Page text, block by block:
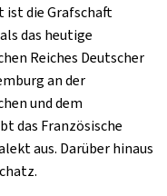
ist die Grafschaft
das heutige
Reiches Deutscher
an der
und dem
das Französische
aus. Darüber hinaus